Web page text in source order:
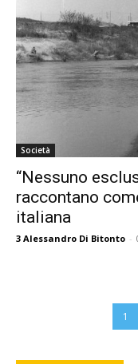
Società
“Nessuno
raccontano
italiana
3 Alessandro Di Bitonto -
1